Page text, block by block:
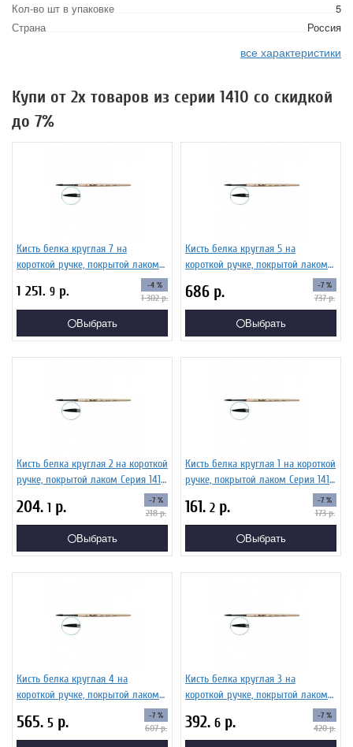
Кол-во шт в упаковке
5
Страна
Россия
все характеристики
Купи от 2х товаров из серии 1410 со скидкой
до 7%
Кисть белка круглая 7 на
короткой ручке, покрытой лаком
1 251. 9 р. -4 %
1 302р.
Выбрать
Кисть белка круглая 5 на
короткой ручке, покрытой лаком
686 р. -7 %
737р.
Выбрать
Кисть белка круглая 2 на короткой
ручке, покрытой лаком Серия 1410
204. 1 р. -7 %
218р.
Выбрать
Кисть белка круглая 1 на короткой
ручке, покрытой лаком Серия 1410
161. 2 р. -7 %
173р.
Выбрать
Кисть белка круглая 4 на
короткой ручке, покрытой лаком
565. 5 р. -7 %
607р.
Кисть белка круглая 3 на
короткой ручке, покрытой лаком
392. 6 р. -7 %
420р.